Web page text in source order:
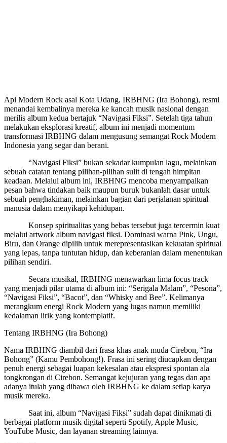
Api Modern Rock asal Kota Udang, IRBHNG (Ira Bohong), resmi
menandai kembalinya mereka ke kancah musik nasional dengan
merilis album kedua bertajuk “Navigasi Fiksi”. Setelah tiga tahun
melakukan eksplorasi kreatif, album ini menjadi momentum
transformasi IRBHNG dalam mengusung semangat Rock Modern
Indonesia yang segar dan berani.
​ “Navigasi Fiksi” bukan sekadar kumpulan lagu, melainkan
sebuah catatan tentang pilihan-pilihan sulit di tengah himpitan
keadaan. Melalui album ini, IRBHNG mencoba menyampaikan
pesan bahwa tindakan baik maupun buruk bukanlah dasar untuk
sebuah penghakiman, melainkan bagian dari perjalanan spiritual
manusia dalam menyikapi kehidupan.
​ Konsep spiritualitas yang bebas tersebut juga tercermin kuat
melalui artwork album navigasi fiksi. Dominasi warna Pink, Ungu,
Biru, dan Orange dipilih untuk merepresentasikan kekuatan spiritual
yang lepas, tanpa tuntutan hidup, dan keberanian dalam menentukan
pilihan sendiri.
​ Secara musikal, IRBHNG menawarkan lima focus track
yang menjadi pilar utama di album ini: “Serigala Malam”, “Pesona”,
“Navigasi Fiksi”, “Bacot”, dan “Whisky and Bee”. Kelimanya
merangkum energi Rock Modern yang lugas namun memiliki
kedalaman lirik yang kontemplatif.
​Tentang IRBHNG (Ira Bohong)
Nama IRBHNG diambil dari frasa khas anak muda Cirebon, “Ira
Bohong” (Kamu Pembohong!). Frasa ini sering diucapkan dengan
penuh energi sebagai luapan kekesalan atau ekspresi spontan ala
tongkrongan di Cirebon. Semangat kejujuran yang tegas dan apa
adanya itulah yang dibawa oleh IRBHNG ke dalam setiap karya
musik mereka.
​ Saat ini, album “Navigasi Fiksi” sudah dapat dinikmati di
berbagai platform musik digital seperti Spotify, Apple Music,
YouTube Music, dan layanan streaming lainnya.